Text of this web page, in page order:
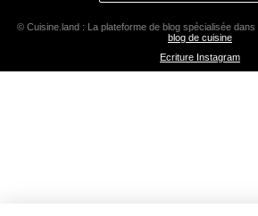
© Cuisine.land : La plateforme de blog spécialisée
blog de cuisine
Ecriture Instagram